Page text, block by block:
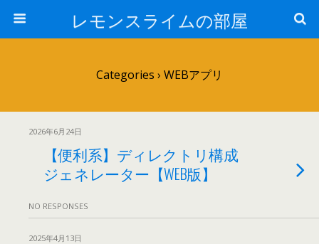
レモンスライムの部屋
Categories › WEBアプリ
2026年6月24日
【便利系】ディレクトリ構成
ジェネレーター【WEB版】
NO RESPONSES
2025年4月13日